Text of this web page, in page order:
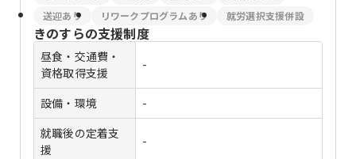
送迎あり
リワークプログラムあり 就労選択支援併設
きのすらの支援制度
昼食・交通費・
資格取得支援
-
設備・環境
-
就職後の定着支
援
-